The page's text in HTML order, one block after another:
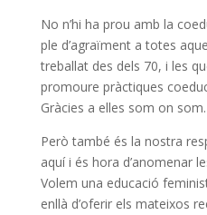
No n’hi ha prou amb la
ple d’agraïment a totes
treballat des dels 70, i les
promoure pràctiques
Gràcies a elles som on som.
Però també és la nostra
aquí i és hora d’anomenar
Volem una educació
enllà d’oferir els mateixos